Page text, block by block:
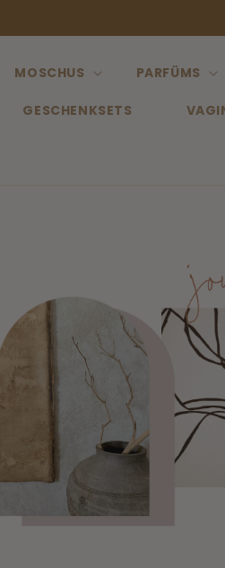
MOSCHUS PARFÜMS
GESCHENKSETS